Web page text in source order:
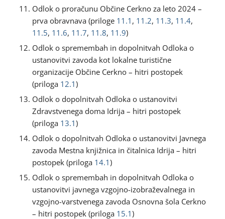
Odlok o proračunu Občine Cerkno za leto 2024 –
prva obravnava (priloge 11.1 , 11.2, 11.3, 11.4,
11.5, 11.6, 11.7, 11.8, 11.9)
Odlok o spremembah in dopolnitvah Odloka o
ustanovitvi zavoda kot lokalne turistične
organizacije Občine Cerkno – hitri postopek
(priloga 12.1)
Odlok o dopolnitvah Odloka o ustanovitvi
Zdravstvenega doma Idrija – hitri postopek
(priloga 13.1)
Odlok o dopolnitvah Odloka o ustanovitvi Javnega
zavoda Mestna knjižnica in čitalnica Idrija – hitri
postopek (priloga 14.1)
Odlok o spremembah in dopolnitvah Odloka o
ustanovitvi javnega vzgojno-izobraževalnega in
vzgojno-varstvenega zavoda Osnovna šola Cerkno
– hitri postopek (priloga 15.1)